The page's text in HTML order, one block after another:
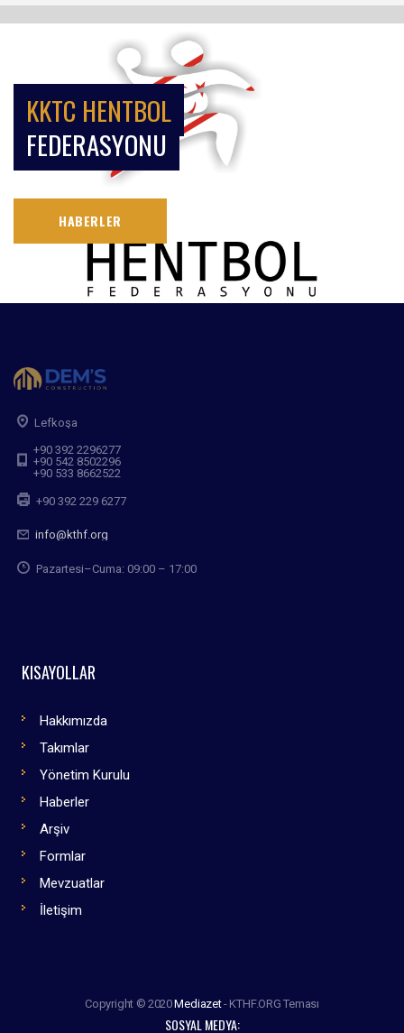
KKTC HENTBOL
FEDERASYONU
HABERLER
Lefkoşa
+90 392 2296277
+90 542 8502296
+90 533 8662522
+90 392 229 6277
info@kthf.org
Pazartesi–Cuma: 09:00 – 17:00
KISAYOLLAR
Hakkımızda
Takımlar
Yönetim Kurulu
Haberler
Arşiv
Formlar
Mevzuatlar
İletişim
Copyright © 2020Mediazet- KTHF.ORG Teması
SOSYAL MEDYA: